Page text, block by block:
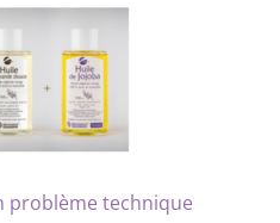
problème technique